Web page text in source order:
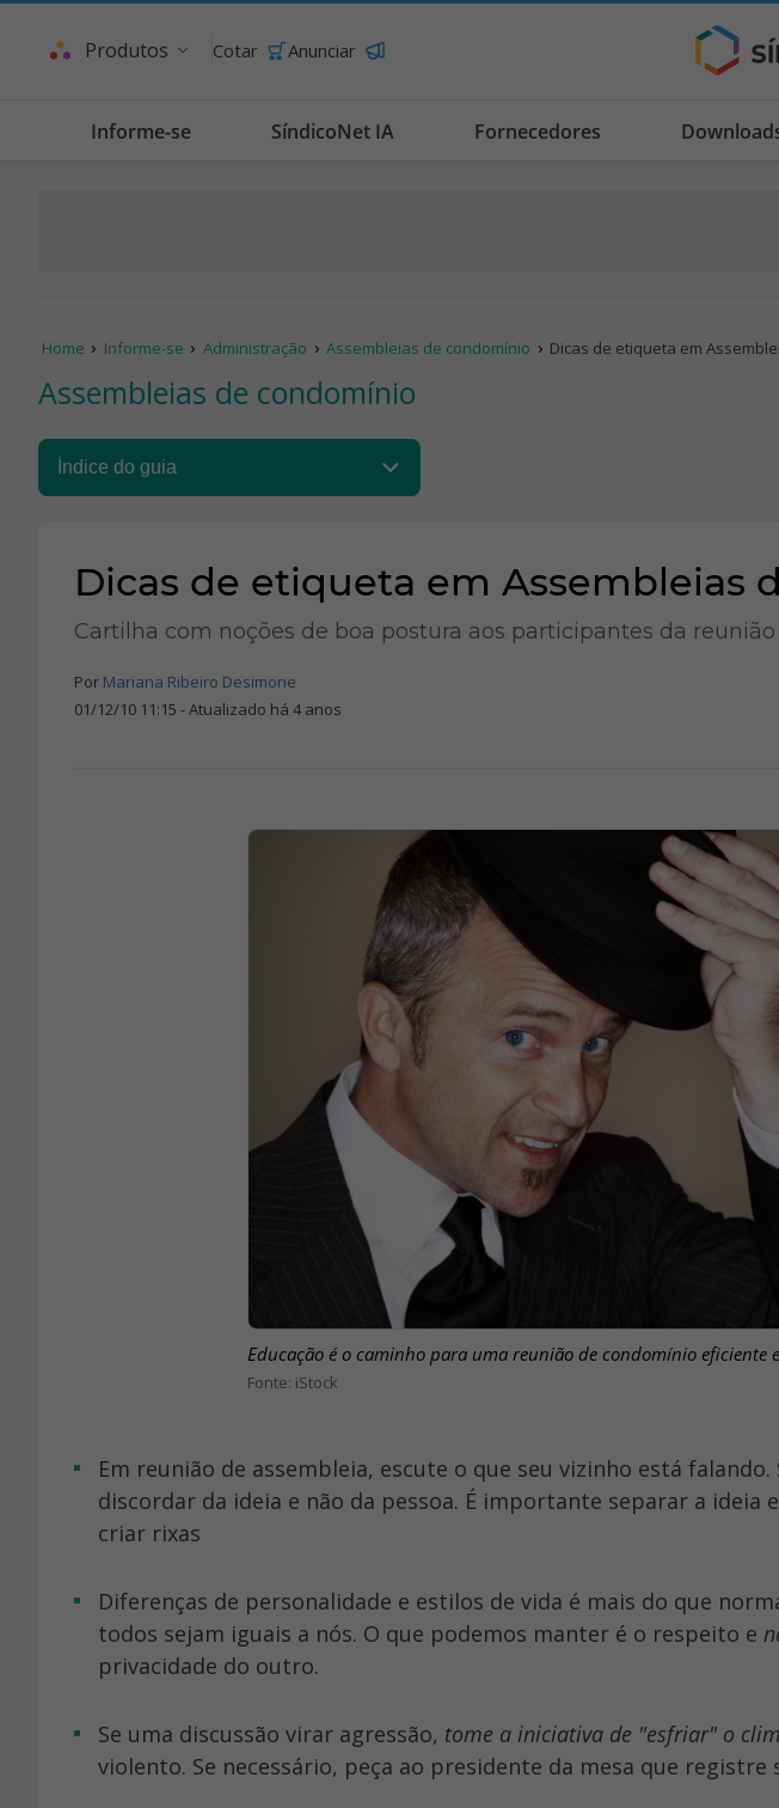
Produtos Cotar Anunciar
Informe-se SíndicoNet IA Fornecedores
Home Informe-se Administração Assembleias de condomínio Dicas de etiqueta em
Assembleias de condomínio
Dicas de etiqueta em Assembleias
Cartilha com noções de boa postura aos participantes da reunião
Por Mariana Ribeiro Desimone
01/12/10 11:15 - Atualizado há 4 anos
Educação é o caminho para uma reunião de condomínio eficiente
iStock
Em reunião de assembleia, escute o que seu vizinho está falando. Se você não concordar, procure
discordar da ideia e não da pessoa. É importante separar a ideia
criar rixas
Diferenças de personalidade e estilos de vida é mais do que normal, não podemos querer que
todos sejam iguais a nós. O que podemos manter é o respeito e
privacidade do outro.
Se uma discussão virar agressão, tome a iniciativa de "esfriar" o
violento. Se necessário, peça ao presidente da mesa que